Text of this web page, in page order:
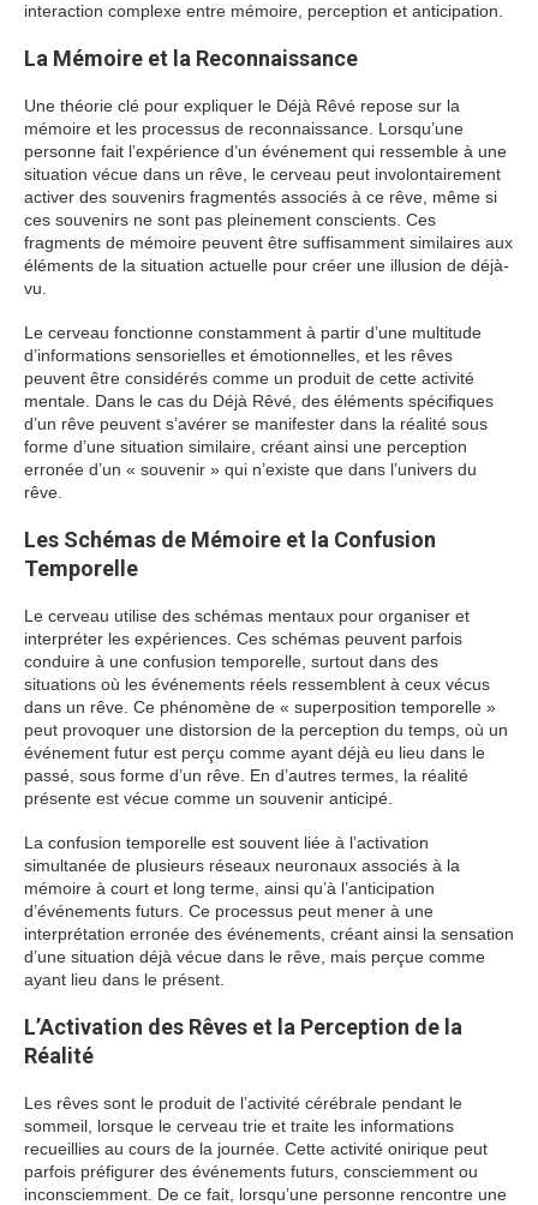
interaction complexe entre mémoire, perception et anticipation.
La Mémoire et la Reconnaissance
Une théorie clé pour expliquer le Déjà Rêvé repose sur la
mémoire et les processus de reconnaissance. Lorsqu’une
personne fait l’expérience d’un événement qui ressemble à une
situation vécue dans un rêve, le cerveau peut involontairement
activer des souvenirs fragmentés associés à ce rêve, même si
ces souvenirs ne sont pas pleinement conscients. Ces
fragments de mémoire peuvent être suffisamment similaires aux
éléments de la situation actuelle pour créer une illusion de déjà-
vu.
Le cerveau fonctionne constamment à partir d’une multitude
d’informations sensorielles et émotionnelles, et les rêves
peuvent être considérés comme un produit de cette activité
mentale. Dans le cas du Déjà Rêvé, des éléments spécifiques
d’un rêve peuvent s’avérer se manifester dans la réalité sous
forme d’une situation similaire, créant ainsi une perception
erronée d’un « souvenir » qui n’existe que dans l’univers du
rêve.
Les Schémas de Mémoire et la Confusion
Temporelle
Le cerveau utilise des schémas mentaux pour organiser et
interpréter les expériences. Ces schémas peuvent parfois
conduire à une confusion temporelle, surtout dans des
situations où les événements réels ressemblent à ceux vécus
dans un rêve. Ce phénomène de « superposition temporelle »
peut provoquer une distorsion de la perception du temps, où un
événement futur est perçu comme ayant déjà eu lieu dans le
passé, sous forme d’un rêve. En d’autres termes, la réalité
présente est vécue comme un souvenir anticipé.
La confusion temporelle est souvent liée à l’activation
simultanée de plusieurs réseaux neuronaux associés à la
mémoire à court et long terme, ainsi qu’à l’anticipation
d’événements futurs. Ce processus peut mener à une
interprétation erronée des événements, créant ainsi la sensation
d’une situation déjà vécue dans le rêve, mais perçue comme
ayant lieu dans le présent.
L’Activation des Rêves et la Perception de la
Réalité
Les rêves sont le produit de l’activité cérébrale pendant le
sommeil, lorsque le cerveau trie et traite les informations
recueillies au cours de la journée. Cette activité onirique peut
parfois préfigurer des événements futurs, consciemment ou
inconsciemment. De ce fait, lorsqu’une personne rencontre une